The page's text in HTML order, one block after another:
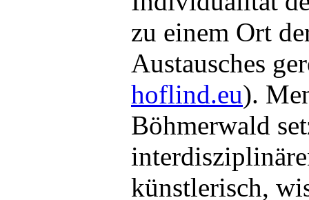
zu einem Ort
Austausches
hoflind.eu).
Böhmerwald
künstlerisch,